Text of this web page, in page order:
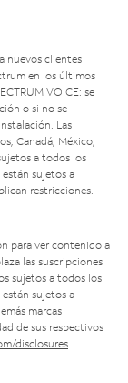
nuevos clientes
en los últimos
VOICE: se
o si no se
Las
Canadá, México,
a todos los
sujetos a
restricciones.
para ver contenido a
las suscripciones
sujetos a todos los
sujetos a
marcas
de sus respectivos
disclosures